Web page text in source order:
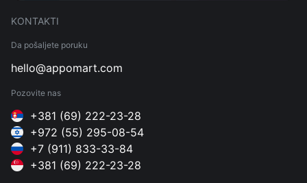
KONTAKTI
Da pošaljete poruku
hello@appomart.com
Pozovite nas
+381 (69) 222-23-28
+972 (55) 295-08-54
+7 (911) 833-33-84
+381 (69) 222-23-28